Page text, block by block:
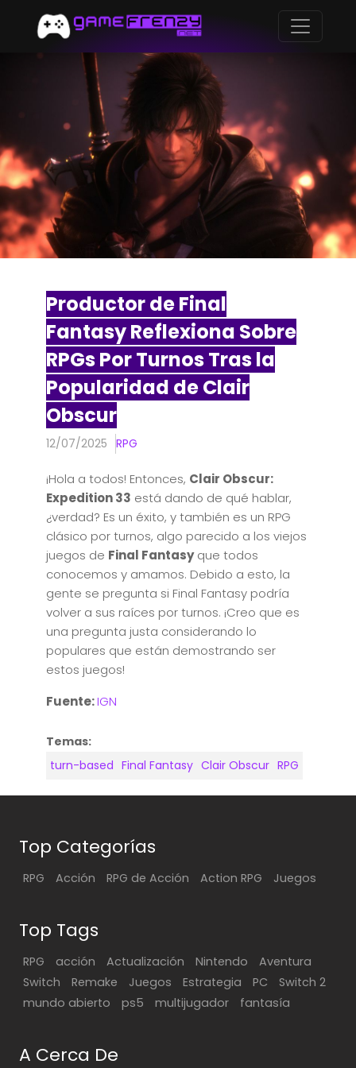
Productor de Final
Fantasy Reflexiona Sobre
RPGs Por Turnos Tras la
Popularidad de Clair
Obscur
12/07/2025 RPG
¡Hola a todos! Entonces, Clair Obscur:
Expedition 33 está dando de qué hablar,
¿verdad? Es un éxito, y también es un RPG
clásico por turnos, algo parecido a los viejos
juegos de Final Fantasyque todos
conocemos y amamos. Debido a esto, la
gente se pregunta si Final Fantasy podría
volver a sus raíces por turnos. ¡Creo que es
una pregunta justa considerando lo
populares que están demostrando ser
estos juegos!
Fuente:IGN
Temas:
turn-based Final Fantasy Clair Obscur RPG
Top Categorías
RPG Acción RPG de Acción Action RPG Juegos
Top Tags
RPG acción Actualización Nintendo
Aventura
Switch
Remake Juegos Estrategia PC
Switch 2
mundo abierto
ps5 multijugador fantasía
A Cerca De